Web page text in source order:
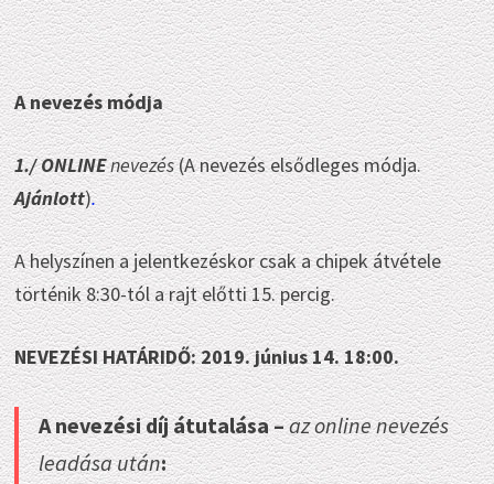
A nevezés módja
1./ONLINEnevezés(A nevezés elsődleges módja.
Ajánlott).
A helyszínen a jelentkezéskor csak a chipek átvétele
történik 8:30-tól a rajt előtti 15. percig.
NEVEZÉSI HATÁRIDŐ: 2019. június 14. 18:00.
A nevezési díj átutalása –az online nevezés
leadása után: